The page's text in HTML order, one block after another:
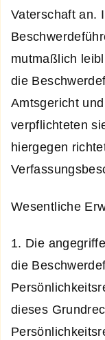
Vaterschaft an.
mutmaßlich
die
Amtsgericht
verpflichteten
hiergegen
Wesentliche
1. Die
die
dieses